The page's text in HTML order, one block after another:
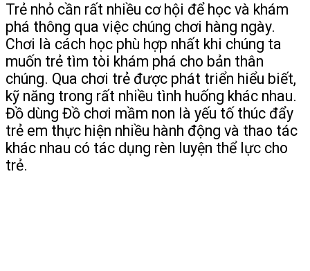
Trẻ nhỏ cần rất nhiều cơ hội để học và khám
phá thông qua việc chúng chơi hàng ngày.
Chơi là cách học phù hợp nhất khi chúng ta
muốn trẻ tìm tòi khám phá cho bản thân
chúng. Qua chơi trẻ được phát triển hiểu biết,
kỹ năng trong rất nhiều tình huống khác nhau.
Đồ dùng Đồ chơi mầm non là yếu tố thúc đẩy
trẻ em thực hiện nhiều hành động và thao tác
khác nhau có tác dụng rèn luyện thể lực cho
trẻ.